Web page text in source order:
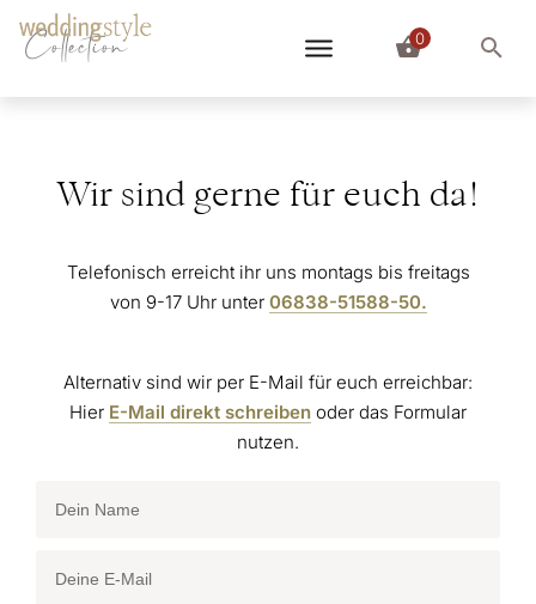
Collection 0
Wir sind gerne für euch da!
Telefonisch erreicht ihr uns montags bis freitags
von 9-17 Uhr unter 06838-51588-50.
Alternativ sind wir per E-Mail für euch erreichbar:
Hier E-Mail direkt schreiben oder das Formular
nutzen.